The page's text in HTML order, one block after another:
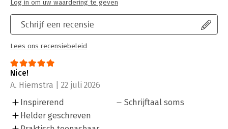
Schrijf een recensie
Lees ons recensiebeleid
Log in om uw waardering te geven
Nice!
A. Hiemstra | 22 juli 2026
Inspirerend
Helder geschreven
Schrijftaal soms